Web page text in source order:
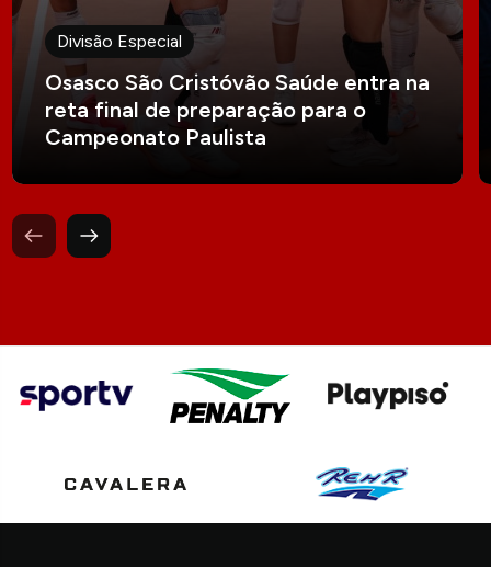
Divisão Especial
Osasco São Cristóvão Saúde entra na
reta final de preparação para o
Campeonato Paulista